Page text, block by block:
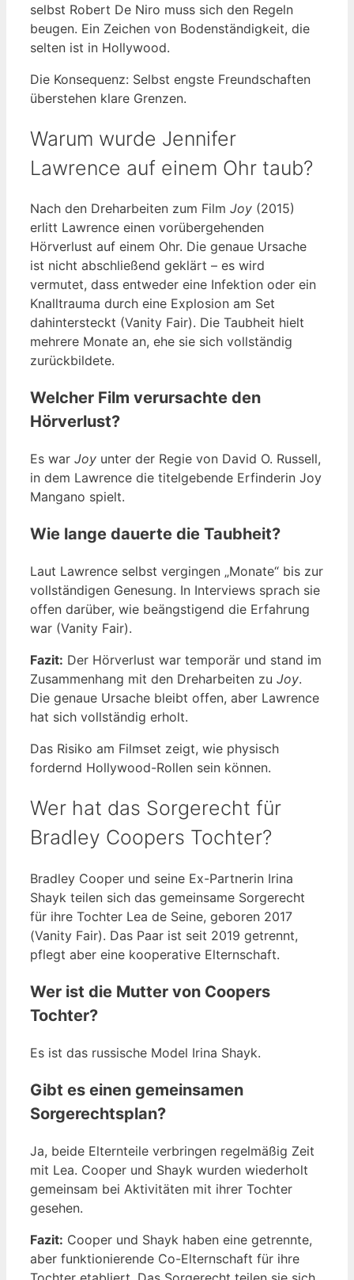
selbst Robert De Niro muss sich den Regeln
beugen. Ein Zeichen von Bodenständigkeit, die
selten ist in Hollywood.
Die Konsequenz: Selbst engste Freundschaften
überstehen klare Grenzen.
Warum wurde Jennifer
Lawrence auf einem Ohr taub?
Nach den Dreharbeiten zum Film Joy (2015)
erlitt Lawrence einen vorübergehenden
Hörverlust auf einem Ohr. Die genaue Ursache
ist nicht abschließend geklärt – es wird
vermutet, dass entweder eine Infektion oder ein
Knalltrauma durch eine Explosion am Set
dahintersteckt (Vanity Fair). Die Taubheit hielt
mehrere Monate an, ehe sie sich vollständig
zurückbildete.
Welcher Film verursachte den
Hörverlust?
Es war Joy unter der Regie von David O. Russell,
in dem Lawrence die titelgebende Erfinderin Joy
Mangano spielt.
Wie lange dauerte die Taubheit?
Laut Lawrence selbst vergingen „Monate“ bis zur
vollständigen Genesung. In Interviews sprach sie
offen darüber, wie beängstigend die Erfahrung
war (Vanity Fair).
Fazit: Der Hörverlust war temporär und stand im
Zusammenhang mit den Dreharbeiten zu Joy.
Die genaue Ursache bleibt offen, aber Lawrence
hat sich vollständig erholt.
Das Risiko am Filmset zeigt, wie physisch
fordernd Hollywood-Rollen sein können.
Wer hat das Sorgerecht für
Bradley Coopers Tochter?
Bradley Cooper und seine Ex-Partnerin Irina
Shayk teilen sich das gemeinsame Sorgerecht
für ihre Tochter Lea de Seine, geboren 2017
(Vanity Fair). Das Paar ist seit 2019 getrennt,
pflegt aber eine kooperative Elternschaft.
Wer ist die Mutter von Coopers
Tochter?
Es ist das russische Model Irina Shayk.
Gibt es einen gemeinsamen
Sorgerechtsplan?
Ja, beide Elternteile verbringen regelmäßig Zeit
mit Lea. Cooper und Shayk wurden wiederholt
gemeinsam bei Aktivitäten mit ihrer Tochter
gesehen.
Fazit: Cooper und Shayk haben eine getrennte,
aber funktionierende Co-Elternschaft für ihre